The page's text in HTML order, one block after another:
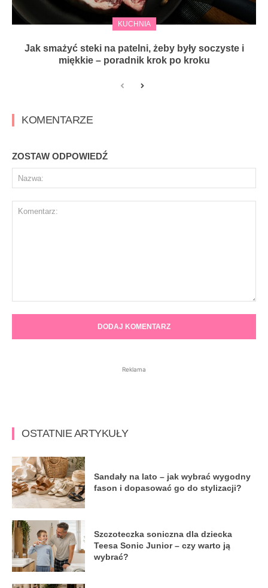
KUCHNIA
Jak smażyć steki na patelni, żeby były soczyste i
miękkie – poradnik krok po kroku
KOMENTARZE
ZOSTAW ODPOWIEDŹ
Reklama
OSTATNIE ARTYKUŁY
Sandały na lato – jak wybrać wygodny
fason i dopasować go do stylizacji?
Szczoteczka soniczna dla dziecka
Teesa Sonic Junior – czy warto ją
wybrać?